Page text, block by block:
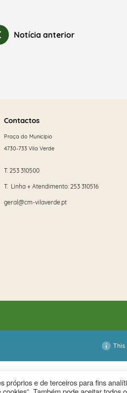
Notícia anterior
Contactos
Praça do Município
4730-733 Vila Verde
T. 253 310500
T. Linha + Atendimento: 253 310516
geral@cm-vilaverde.pt
próprios e de terceiros para fins
This